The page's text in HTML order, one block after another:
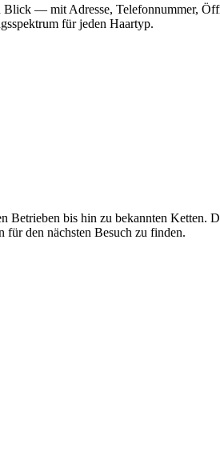
— mit Adresse, Telefonnummer,
für jeden Haartyp.
bis hin zu bekannten Ketten.
den nächsten Besuch zu finden.